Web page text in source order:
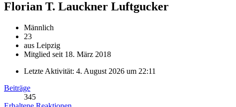
Florian T. Lauckner Luftgucker
Männlich
23
aus Leipzig
Mitglied seit 18. März 2018
Letzte Aktivität: 4. August 2026 um 22:11
Beiträge
345